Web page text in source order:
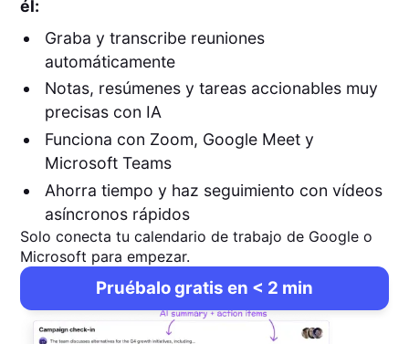
él:
Graba y transcribe reuniones
automáticamente
Notas, resúmenes y tareas accionables muy
precisas con IA
Funciona con Zoom, Google Meet y
Microsoft Teams
Ahorra tiempo y haz seguimiento con vídeos
asíncronos rápidos
Solo conecta tu calendario de trabajo de Google o
Microsoft para empezar.
Pruébalo gratis en < 2 min